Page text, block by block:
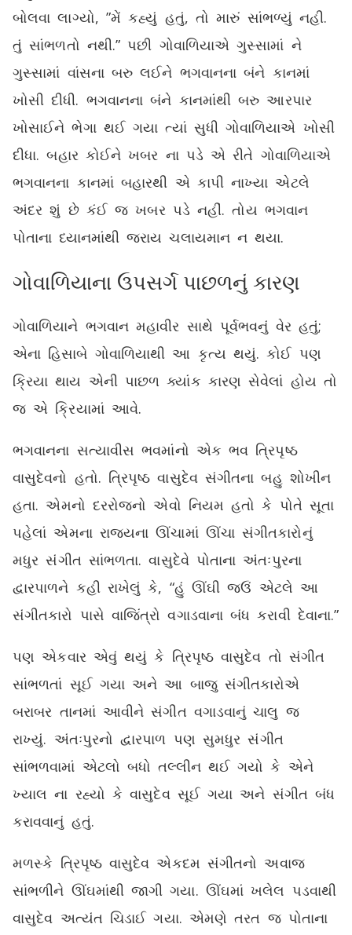
બોલવા લાગ્યો, ”મેં કહ્યું હતું, તો મારું સાંભળ્યું નહી.
તું સાંભળતો નથી.” પછી ગોવાળિયાએ ગુસ્સામાં ને
ગુસ્સામાં વાંસના બરુ લઈને ભગવાનના બંને કાનમાં
ખોસી દીધી. ભગવાનના બંને કાનમાંથી બરુ આરપાર
ખોસાઈને ભેગા થઈ ગયા ત્યાં સુધી ગોવાળિયાએ ખોસી
દીધા. બહાર કોઈને ખબર ના પડે એ રીતે ગોવાળિયાએ
ભગવાનના કાનમાં બહારથી એ કાપી નાખ્યા એટલે
અંદર શું છે કંઈ જ ખબર પડે નહીં. તોય ભગવાન
પોતાના ધ્યાનમાંથી જરાય ચલાયમાન ન થયા.
ગોવાળિયાના ઉપસર્ગ પાછળનું કારણ
ગોવાળિયાને ભગવાન મહાવીર સાથે પૂર્વભવનું વેર હતું;
એના હિસાબે ગોવાળિયાથી આ કૃત્ય થયું. કોઈ પણ
ક્રિયા થાય એની પાછળ ક્યાંક કારણ સેવેલાં હોય તો
જ એ ક્રિયામાં આવે.
ભગવાનના સત્યાવીસ ભવમાંનો એક ભવ ત્રિપૃષ્ઠ
વાસુદેવનો હતો. ત્રિપૃષ્ઠ વાસુદેવ સંગીતના બહુ શોખીન
હતા. એમનો દરરોજનો એવો નિયમ હતો કે પોતે સૂતા
પહેલાં એમના રાજ્યના ઊંચામાં ઊંચા સંગીતકારોનું
મધુર સંગીત સાંભળતા. વાસુદેવે પોતાના અંતઃપુરના
દ્વારપાળને કહી રાખેલું કે, “હું ઊંઘી જઉં એટલે આ
સંગીતકારો પાસે વાજિંત્રો વગાડવાના બંધ કરાવી દેવાના.”
પણ એકવાર એવું થયું કે ત્રિપૃષ્ઠ વાસુદેવ તો સંગીત
સાંભળતાં સૂઈ ગયા અને આ બાજુ સંગીતકારોએ
બરાબર તાનમાં આવીને સંગીત વગાડવાનું ચાલુ જ
રાખ્યું. અંતઃપુરનો દ્વારપાળ પણ સુમધુર સંગીત
સાંભળવામાં એટલો બધો તલ્લીન થઈ ગયો કે એને
ખ્યાલ ના રહ્યો કે વાસુદેવ સૂઈ ગયા અને સંગીત બંધ
કરાવવાનું હતું.
મળસ્કે ત્રિપૃષ્ઠ વાસુદેવ એકદમ સંગીતનો અવાજ
સાંભળીને ઊંઘમાંથી જાગી ગયા. ઊંઘમાં ખલેલ પડવાથી
વાસુદેવ અત્યંત ચિડાઈ ગયા. એમણે તરત જ પોતાના